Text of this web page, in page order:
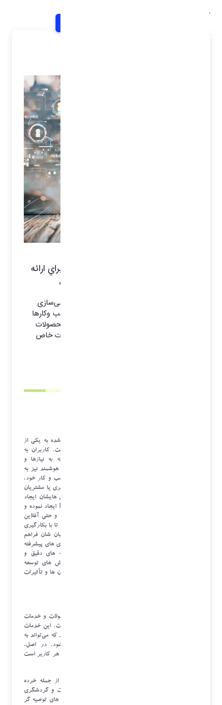
خانه
توسعه سيستم هاي توصيه گر هوشمند براي ارائه
محصولات و خدمات شخصي سازي شده
در دنیای دیجیتال امروزی، تجربه کاربری شخصی‌سازی
شده به یکی از اصلی ‌ترین عوامل موفقیت کسب ‌وکارها
تبدیل شده است. کاربران به دنبال خدمات و محصولات
منحصر به ‌فردی هستند که به نیازها و ترجیحات خاص
در دنیای دیجیتال امروزی، تجربه کاربری شخصی‌سازی شده به یکی از
اصلی ‌ترین عوامل موفقیت کسب ‌وکارها تبدیل شده است. کاربران به
دنبال خدمات و محصولات منحصر به ‌فردی هستند که به نیازها و
ترجیحات خاص آن‌ها پاسخ دهد. و شرکت هاي چابک و هوشمند نيز به
اين نتيجه رسيده اند، براي افزايش توسعه و پايداري کسب و کار خود،
محصولات و خدمات دسته يندي شده و منحصر به هر مشتري يا مشتريان
را بر اساس رفتارهاي خريد، ترجيحات، سلايق و نگرش هايشان ايجاد
کنند. اين رويکرد کاربرد وسيعي در صنايع B2C و B2B ايجاد نموده و
در تمامي کسب و کارها اعم از کسب و کارهاي آنلاين و حتي آفلاين
مورد توجه ويژه اي قرار گرفته است. بنابر اين تلاش شده تا با بکارگيري
از ابزارهاي نوين، بهترين شرايط انتخاب را براي مشتريان شان فراهم
سازند. سیستم ‌های توصیه‌ گر هوشمند، با استفاده از فناوری ‌های پیشرفته
هوش مصنوعی و یادگیری ماشین، توانایی ارائه توصیه ‌های دقیق و
متناسب با هر کاربر را دارند. این مقاله به بررسی روش ‌های توسعه
سیستم ‌های توصیه ‌گر هوشمند، نقش هوش مصنوعی در آن‌ ها و تأثیرات
خدمات شخصی ‌سازی شده به معنای تطبیق و تنظیم محصولات و خدمات
بر اساس نیازها، ترجیحات و رفتارهای فردی کاربران است. این خدمات
به کاربران تجربه ‌ای منحصر به فرد و مرتبط ارائه می‌دهند که می‌تواند به
افزایش رضایت، اعتماد و وفاداری مشتریان منجر شود. در اصل،
شخصی‌سازی به معنای ایجاد تجربه ‌ای خاص و متناسب با هر کاربر است
در عصر دیجیتال، شخصی‌سازی در بخش‌ های مختلف از جمله خرده
‌فروشی، سرگرمی، آموزش، بهداشت و درمان، و مسافرت و گردشگری
دیده می‌شود. برای مثال، در خرده ‌فروشی آنلاین، سیستم‌ های توصیه‌ گر